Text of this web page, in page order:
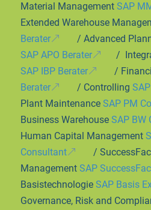
Material Management SAP
Extended Warehouse
Berater
/ Advanced
SAP APO Berater
/
SAP IBP Berater
/
Berater
/ Controlling
Plant Maintenance SAP PM
Business Warehouse SAP BW
Human Capital Management
Consultant
/
Management SAP
Basistechnologie SAP Basis
Governance, Risk and